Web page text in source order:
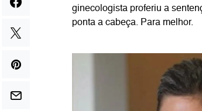
ginecologista proferiu a
ponta a cabeça. Para melhor.